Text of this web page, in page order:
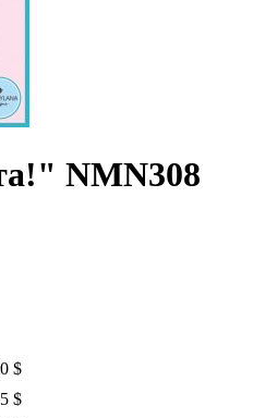
NMN308
$
$